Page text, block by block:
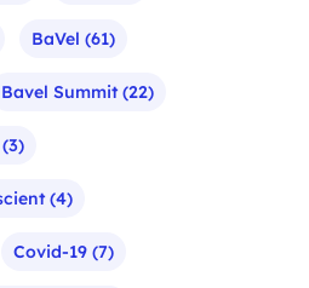
BaVel (61)
Bavel Summit(22)
(3)
(4)
Covid-19 (7)